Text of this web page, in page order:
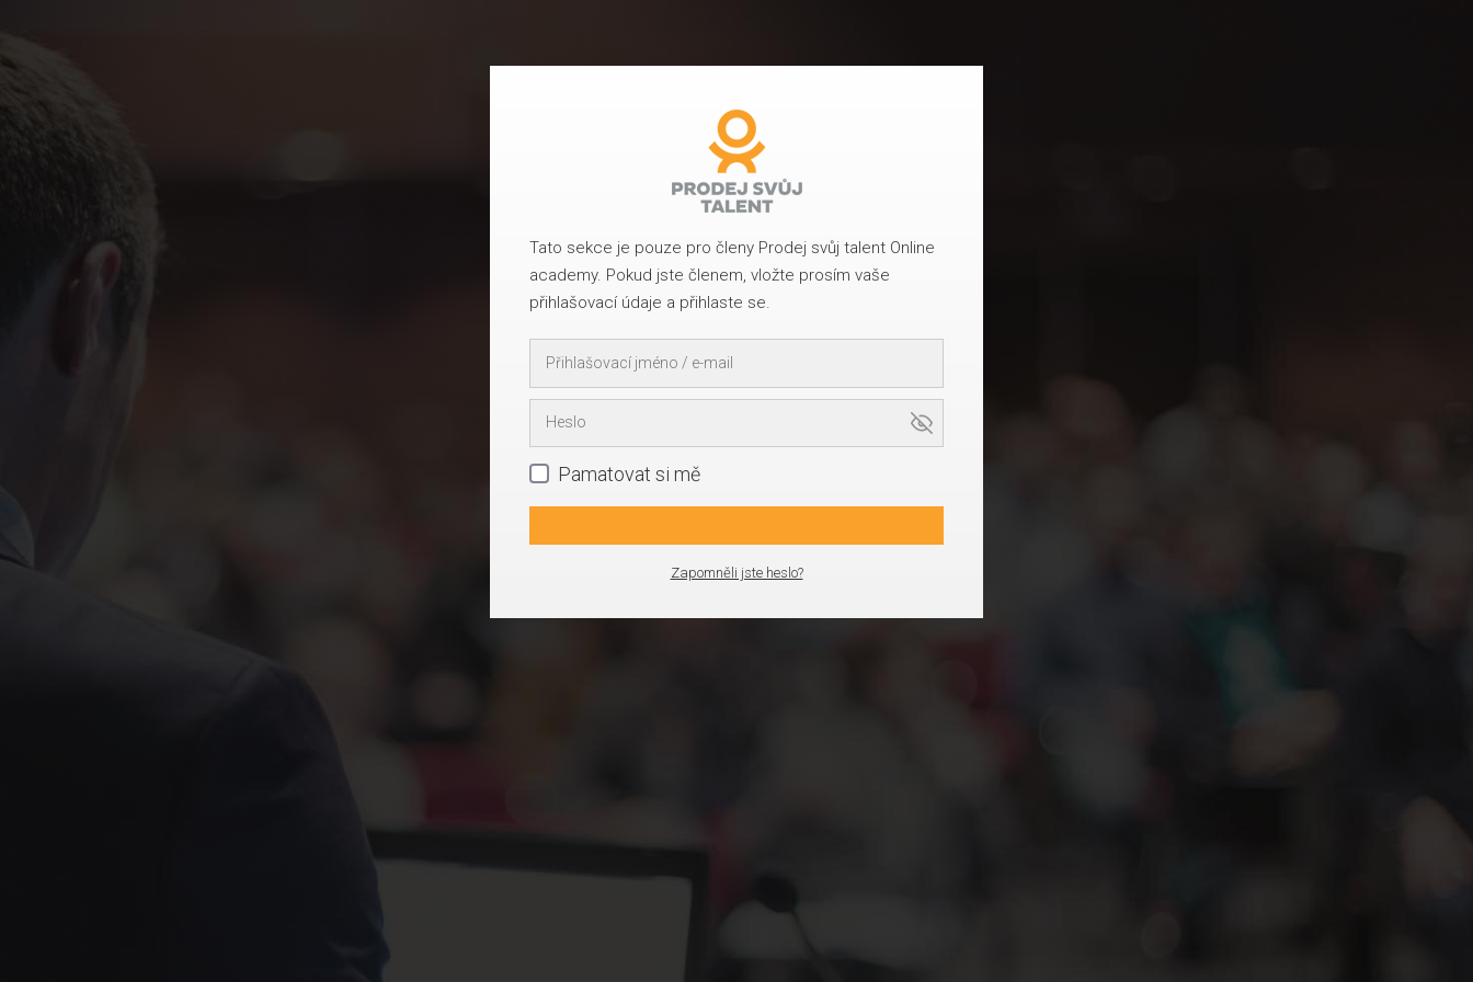
Tato sekce je pouze pro členy Prodej svůj talent Online
academy. Pokud jste členem, vložte prosím vaše
přihlašovací údaje a přihlaste se.
Pamatovat si mě
Zapomněli jste heslo?